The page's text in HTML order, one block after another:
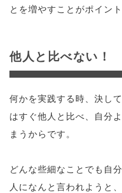
とを増やすことがポイント
他人と比べない！
何かを実践する時、決し
はすぐ他人と比べ、自分
まうからです。
どんな些細なことでも自
人になんと言われようと